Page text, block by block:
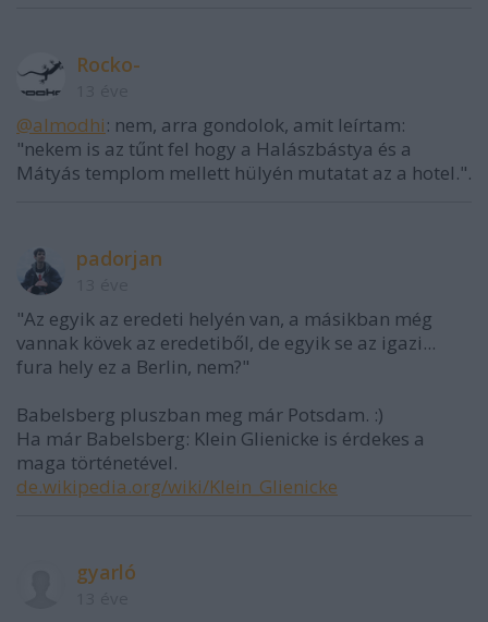
Rocko-
@almodhi: nem, arra gondolok, amit leírtam:
"nekem is az tűnt fel hogy a Halászbástya és a
Mátyás templom mellett hülyén mutatat az a hotel.".
padorjan
"Az egyik az eredeti helyén van, a másikban még
vannak kövek az eredetiből, de egyik se az igazi...
fura hely ez a Berlin, nem?"
Babelsberg pluszban meg már Potsdam. :)
Ha már Babelsberg: Klein Glienicke is érdekes a
maga történetével.
de.wikipedia.org/wiki/Klein_Glienicke
gyarló